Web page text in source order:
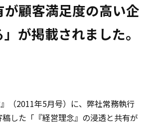
が顧客満足度の高い企
が掲載されました。
』（2011年5月号）に、弊社常務執行
した「『経営理念』の浸透と共有が